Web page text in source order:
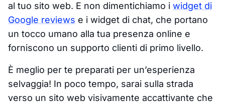
al tuo sito web. E non dimentichiamo i widget di
Google reviews e i widget di chat, che portano
un tocco umano alla tua presenza online e
forniscono un supporto clienti di primo livello.
È meglio per te preparati per un’esperienza
selvaggia! In poco tempo, sarai sulla strada
verso un sito web visivamente accattivante che